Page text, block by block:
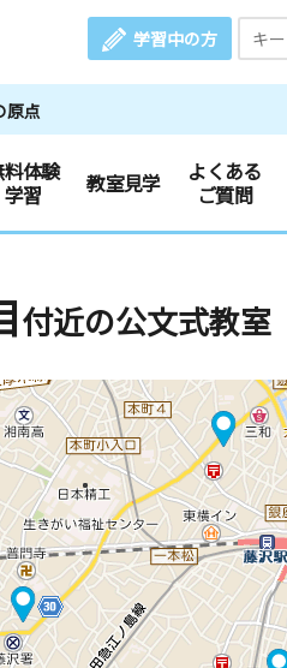
学習中の方
原点
体験
学習
教室見学
よくある
ご質問
付近の公文式教室